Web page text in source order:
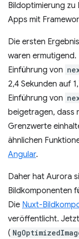
Bildoptimierung
Apps mit
Die ersten
waren
Einführung von
2,4 Sekunden auf
Einführung von
beigetragen, dass
Grenzwerte
ähnlichen
Angular.
Daher hat Aurora
Bildkomponenten
Die Nuxt-
veröffentlicht.
(